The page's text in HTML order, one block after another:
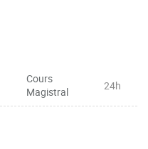
Cours
Magistral
24h